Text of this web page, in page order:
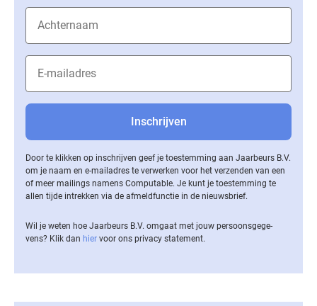
Door te klikken op inschrijven geef je toestemming aan Jaarbeurs B.V.
om je naam en e-mailadres te verwerken voor het verzenden van een
of meer mailings namens Computable. Je kunt je toestemming te
allen tijde intrekken via de af­meld­func­tie in de nieuwsbrief.
Wil je weten hoe Jaarbeurs B.V. omgaat met jouw per­soons­ge­ge­
vens? Klik dan hier voor ons privacy statement.